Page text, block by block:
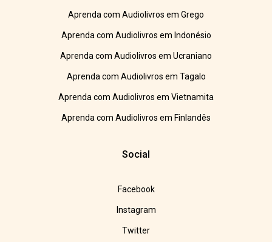
Aprenda com Audiolivros em Grego
Aprenda com Audiolivros em Indonésio
Aprenda com Audiolivros em Ucraniano
Aprenda com Audiolivros em Tagalo
Aprenda com Audiolivros em Vietnamita
Aprenda com Audiolivros em Finlandês
Social
Facebook
Instagram
Twitter